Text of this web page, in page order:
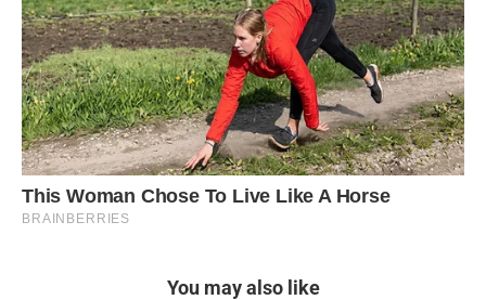
You may also like